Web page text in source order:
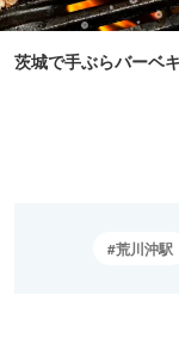
茨城で手ぶらバーベ
荒川沖駅